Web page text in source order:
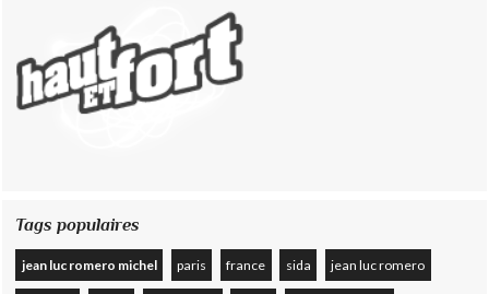
Tags populaires
jean luc romero michel paris france sida jean luc romero